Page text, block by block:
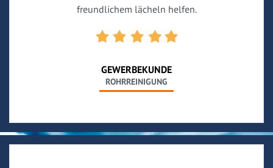
freundlichem lächeln helfen.
GEWERBEKUNDE
ROHRREINIGUNG